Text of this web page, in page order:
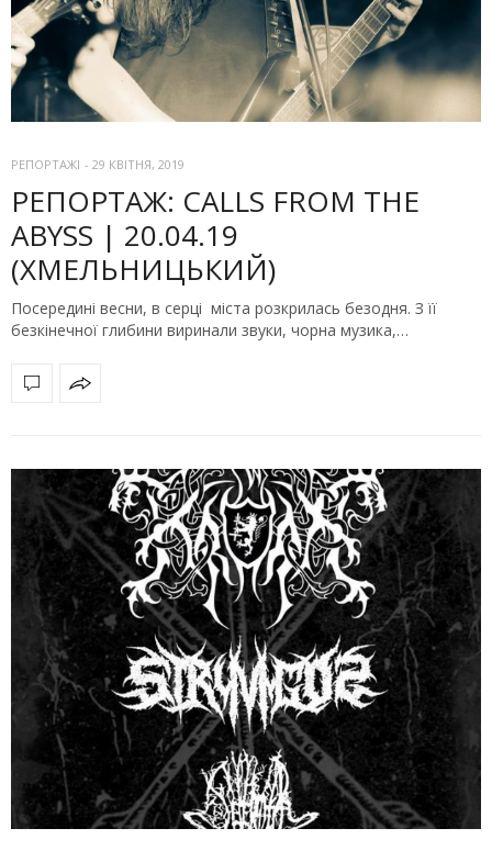
РЕПОРТАЖІ - 29 КВІТНЯ, 2019
РЕПОРТАЖ: CALLS FROM THE
ABYSS | 20.04.19
(ХМЕЛЬНИЦЬКИЙ)
Посередині весни, в серці міста розкрилась безодня. З її
безкінечної глибини виринали звуки, чорна музика,…